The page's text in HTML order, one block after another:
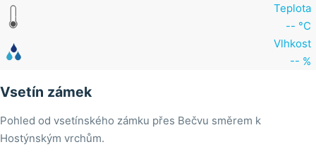
Teplota
-- °C
Vlhkost
-- %
Vsetín zámek
Pohled od vsetínského zámku přes Bečvu směrem k
Hostýnským vrchům.